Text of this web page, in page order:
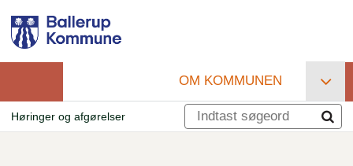
hovedindhold
Primær
navigation
OM KOMMUNEN
Høringer og afgørelser